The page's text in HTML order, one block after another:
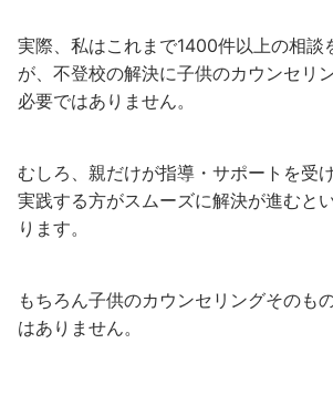
実際、私はこれまで1400件以上の相談
が、不登校の解決に子供のカウンセリ
必要ではありません。
むしろ、親だけが指導・サポートを受
実践する方がスムーズに解決が進むと
ります。
もちろん子供のカウンセリングそのも
はありません。